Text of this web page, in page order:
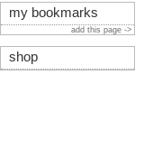
my bookmarks
add this page ->
shop